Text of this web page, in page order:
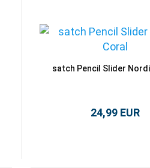
satch Pencil Slider
24,99 EUR